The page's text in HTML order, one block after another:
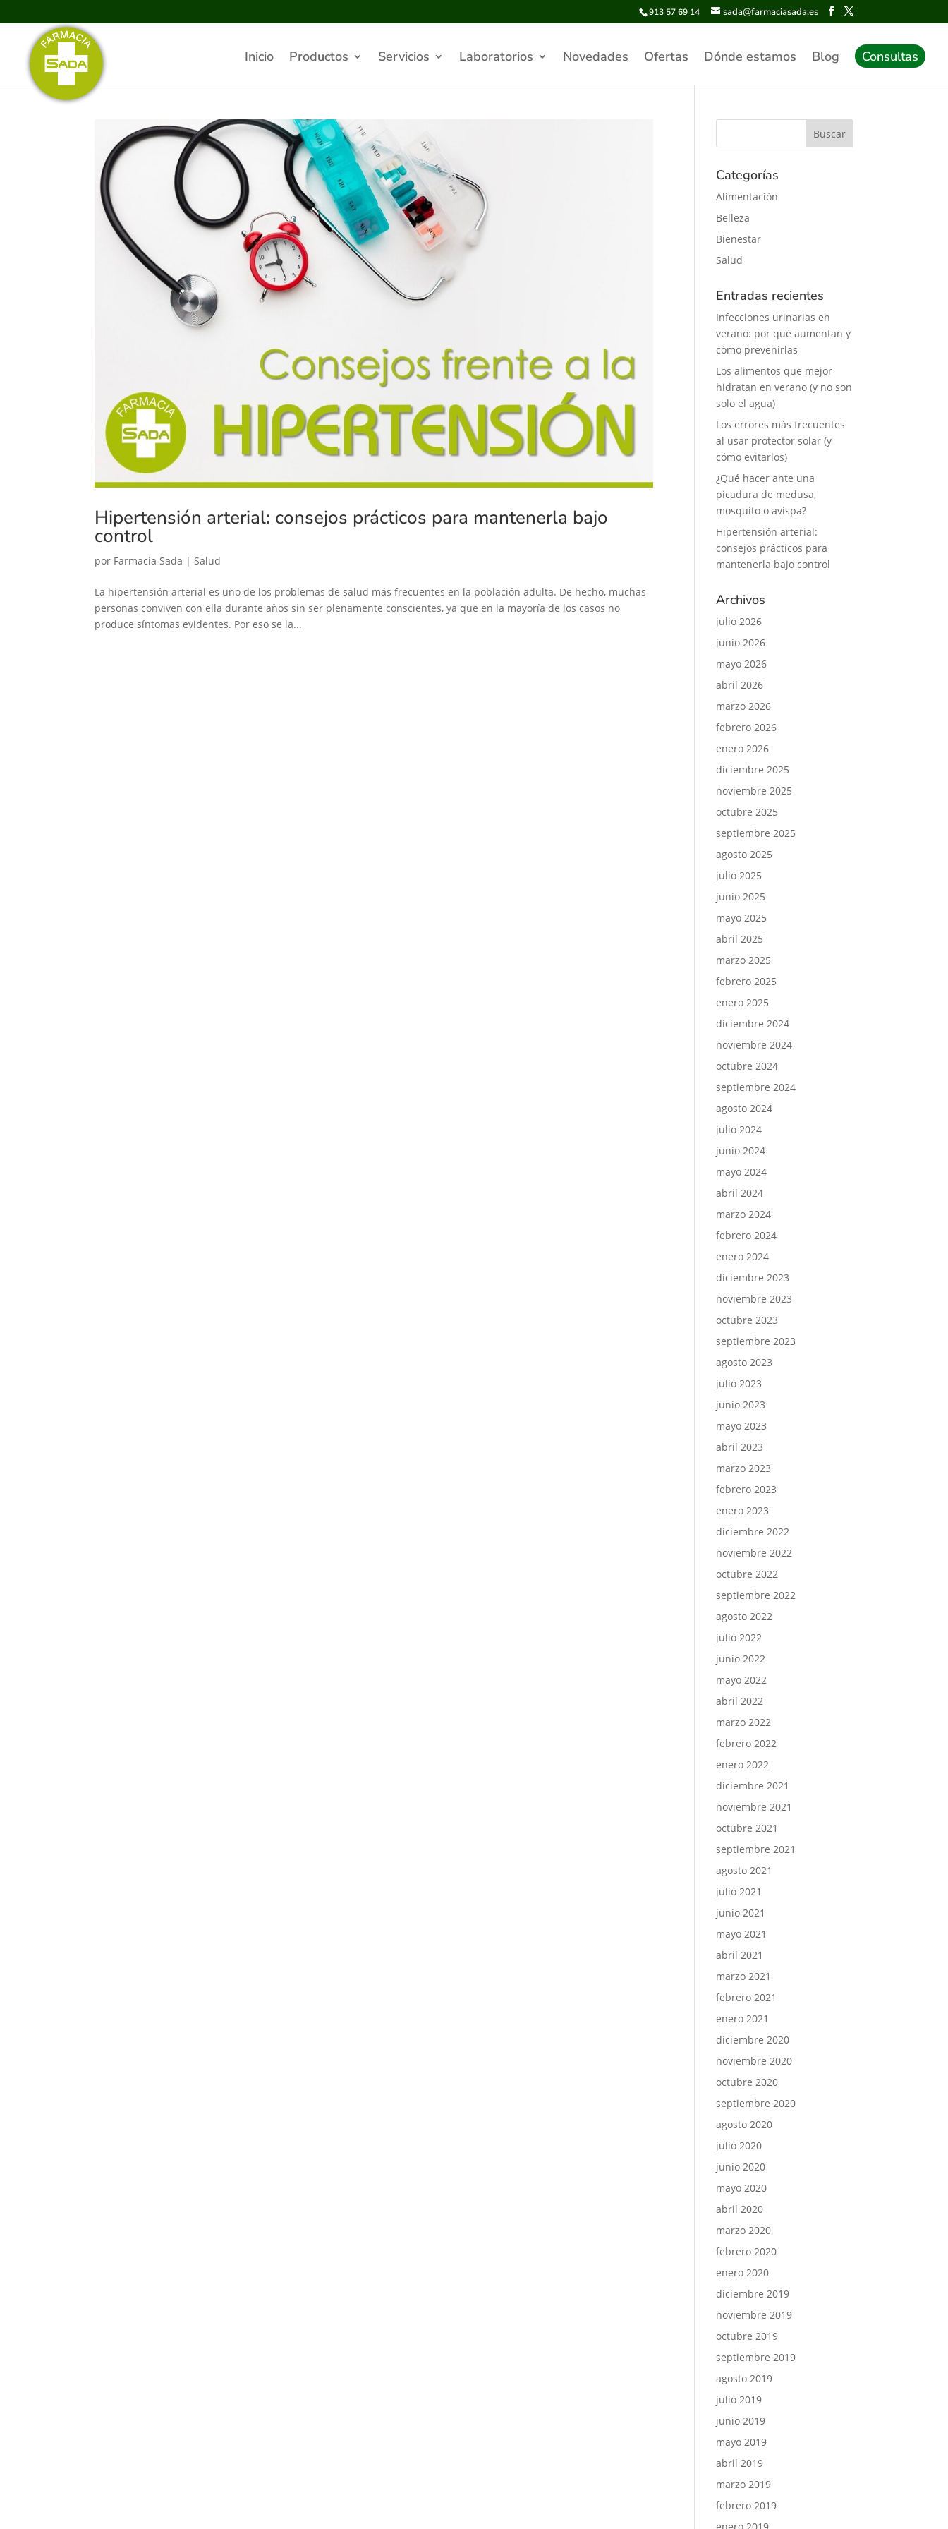
913 57 69 14 sada@farmaciasada.es
Inicio Productos Servicios Laboratorios Novedades Ofertas Dónde estamos Blog Consultas
Hipertensión arterial: consejos prácticos para mantenerla bajo
control
por Farmacia Sada |Salud
La hipertensión arterial es uno de los problemas de salud más frecuentes en la población adulta. De hecho, muchas
personas conviven con ella durante años sin ser plenamente conscientes, ya que en la mayoría de los casos no
produce síntomas evidentes. Por eso se la...
Categorías
Alimentación
Belleza
Bienestar
Salud
Entradas recientes
Infecciones urinarias en
verano: por qué aumentan y
cómo prevenirlas
Los alimentos que mejor
hidratan en verano (y no son
solo el agua)
Los errores más frecuentes
al usar protector solar (y
cómo evitarlos)
¿Qué hacer ante una
picadura de medusa,
mosquito o avispa?
Hipertensión arterial:
consejos prácticos para
mantenerla bajo control
Archivos
julio 2026
junio 2026
mayo 2026
abril 2026
marzo 2026
febrero 2026
enero 2026
diciembre 2025
noviembre 2025
octubre 2025
septiembre 2025
agosto 2025
julio 2025
junio 2025
mayo 2025
abril 2025
marzo 2025
febrero 2025
enero 2025
diciembre 2024
noviembre 2024
octubre 2024
septiembre 2024
agosto 2024
julio 2024
junio 2024
mayo 2024
abril 2024
marzo 2024
febrero 2024
enero 2024
diciembre 2023
noviembre 2023
octubre 2023
septiembre 2023
agosto 2023
julio 2023
junio 2023
mayo 2023
abril 2023
marzo 2023
febrero 2023
enero 2023
diciembre 2022
noviembre 2022
octubre 2022
septiembre 2022
agosto 2022
julio 2022
junio 2022
mayo 2022
abril 2022
marzo 2022
febrero 2022
enero 2022
diciembre 2021
noviembre 2021
octubre 2021
septiembre 2021
agosto 2021
julio 2021
junio 2021
mayo 2021
abril 2021
marzo 2021
febrero 2021
enero 2021
diciembre 2020
noviembre 2020
octubre 2020
septiembre 2020
agosto 2020
julio 2020
junio 2020
mayo 2020
abril 2020
marzo 2020
febrero 2020
enero 2020
diciembre 2019
noviembre 2019
octubre 2019
septiembre 2019
agosto 2019
julio 2019
junio 2019
mayo 2019
abril 2019
marzo 2019
febrero 2019